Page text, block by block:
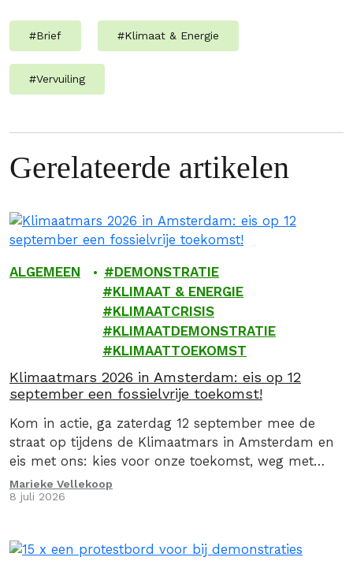
#Brief #Klimaat & Energie
#Vervuiling
Gerelateerde artikelen
ALGEMEEN
DEMONSTRATIE
KLIMAAT & ENERGIE
KLIMAATCRISIS
KLIMAATDEMONSTRATIE
KLIMAATTOEKOMST
Klimaatmars 2026 in Amsterdam: eis op 12
september een fossielvrije toekomst!
Kom in actie, ga zaterdag 12 september mee de
straat op tijdens de Klimaatmars in Amsterdam en
eis met ons: kies voor onze toekomst, weg met
fossiel!
Marieke Vellekoop
8 juli 2026